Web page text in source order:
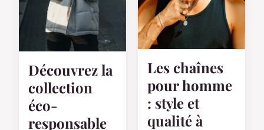
Découvrez la
collection
éco-
responsable
Les chaînes
pour homme
: style et
qualité à